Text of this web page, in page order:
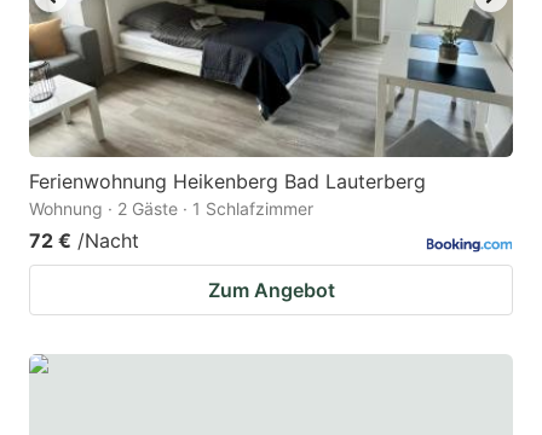
Ferienwohnung Heikenberg Bad Lauterberg
Wohnung · 2 Gäste · 1 Schlafzimmer
72 € /Nacht
Zum Angebot